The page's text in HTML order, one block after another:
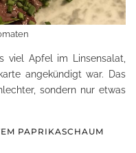
viel Apfel im Linsensalat,
angekündigt war. Das
sondern nur etwas
PAPRIKASCHAUM